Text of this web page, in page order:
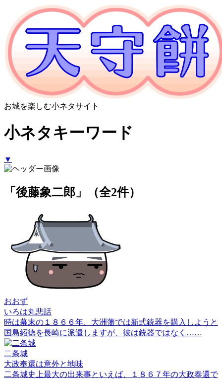
お城を楽しむ小ネタサイト
小ネタキーワード
▼
「後藤象二郎」（全2件）
おおず
いろは丸悲話
時は幕末の１８６６年、大洲藩では新式銃器を購入しようと
国島紹徳を長崎に派遣しますが、彼は銃器ではなく……
二条城
大政奉還は意外と地味
二条城史上最大の出来事といえば、１８６７年の大政奉還で